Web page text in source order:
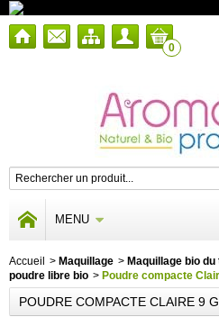
0
MENU
Accueil > Maquillage > Maquillage bio du
poudre libre bio > Poudre compacte
POUDRE COMPACTE CLAIRE 9